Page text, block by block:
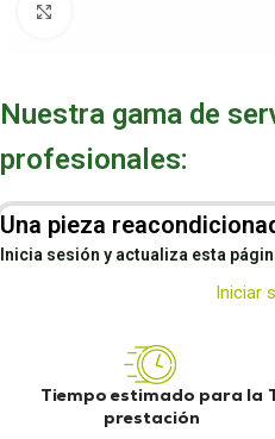
Nuestra gama de
profesionales:
Una pieza
Inicia sesión y actualiza esta
Iniciar
Tiempo estimado para la
prestación